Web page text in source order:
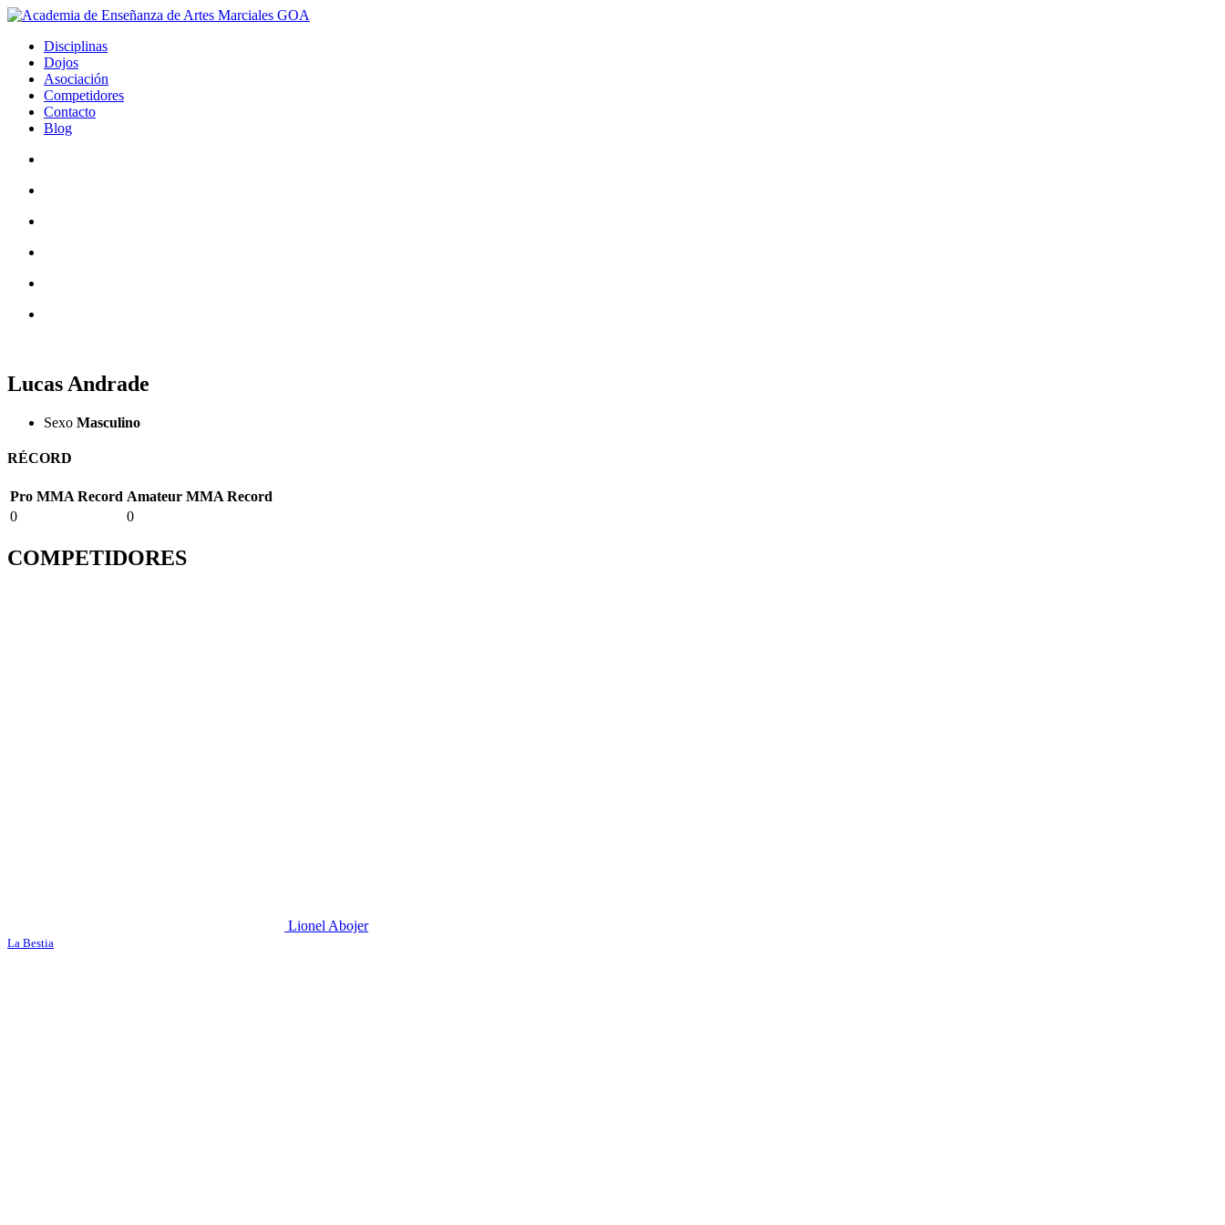
Disciplinas
Dojos
Asociación
Competidores
Contacto
Blog
Lucas Andrade
Sexo Masculino
RÉCORD
Pro MMA Record Amateur MMA Record
0
0
COMPETIDORES
Lionel Abojer
La Bestia